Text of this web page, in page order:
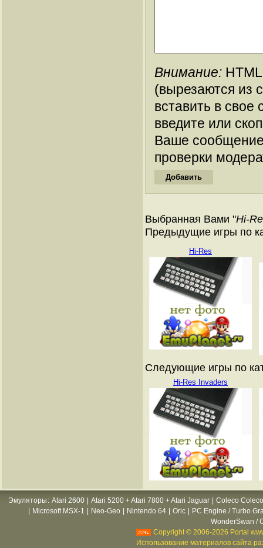
Внимание:
(вырезаются из
вставить в
введите или
Ваше
проверки
Выбранная Вами "Hi-
Предыдущие игры по
Hi-Res
Следующие игры по
Hi-Res Invaders
Эмуляторы : Atari 2600 Atari 5200 + Atari 7800 + Atari Jaguar
Coleco
Microsoft MSX-1 Neo-Geo Nintendo 64 Oric
PC Engine / Turbo
WonderSwan /
Copyright © 2006-2026 Portal
Использование материалов сайта